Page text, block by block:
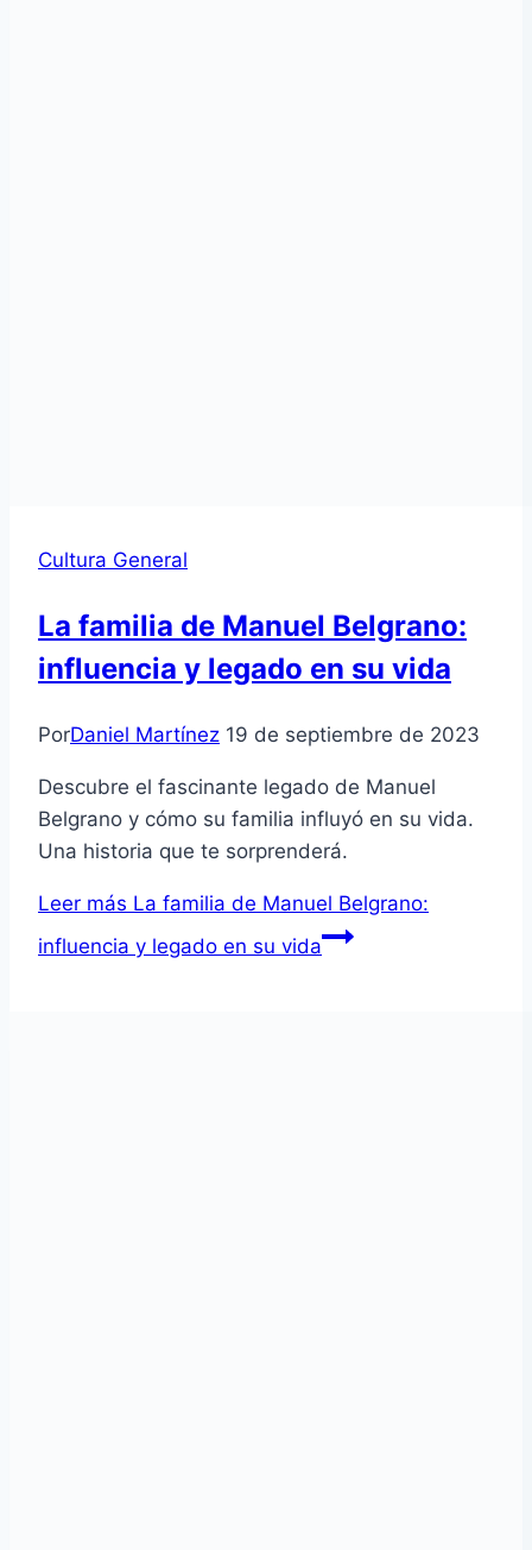
Cultura General
La familia de Manuel Belgrano:
influencia y legado en su vida
PorDaniel Martínez 19 de septiembre de 2023
Descubre el fascinante legado de Manuel
Belgrano y cómo su familia influyó en su vida.
Una historia que te sorprenderá.
Leer más La familia de Manuel Belgrano:
influencia y legado en su vida